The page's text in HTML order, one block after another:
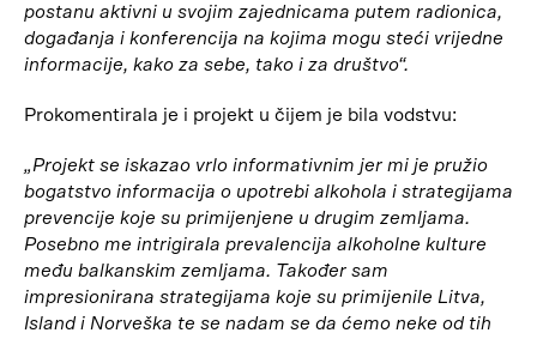
postanu aktivni u svojim zajednicama putem radionica,
događanja i konferencija na kojima mogu steći vrijedne
informacije, kako za sebe, tako i za društvo“.
Prokomentirala je i projekt u čijem je bila vodstvu:
„Projekt se iskazao vrlo informativnim jer mi je pružio
bogatstvo informacija o upotrebi alkohola i strategijama
prevencije koje su primijenjene u drugim zemljama.
Posebno me intrigirala prevalencija alkoholne kulture
među balkanskim zemljama. Također sam
impresionirana strategijama koje su primijenile Litva,
Island i Norveška te se nadam se da ćemo neke od tih